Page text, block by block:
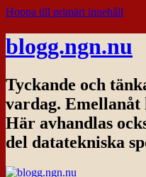
Hoppa till primärt innehåll
blogg.ngn.nu
Tyckande och
vardag.
Här avhandlas
del datatekniska